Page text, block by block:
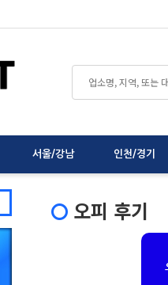
서울/강남 인천/경기
오피 후기